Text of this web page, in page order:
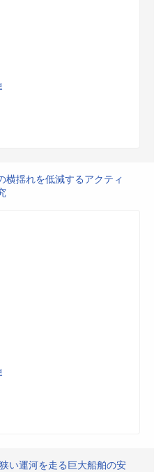
横揺れを低減するアクティ
い運河を走る巨大船舶の安